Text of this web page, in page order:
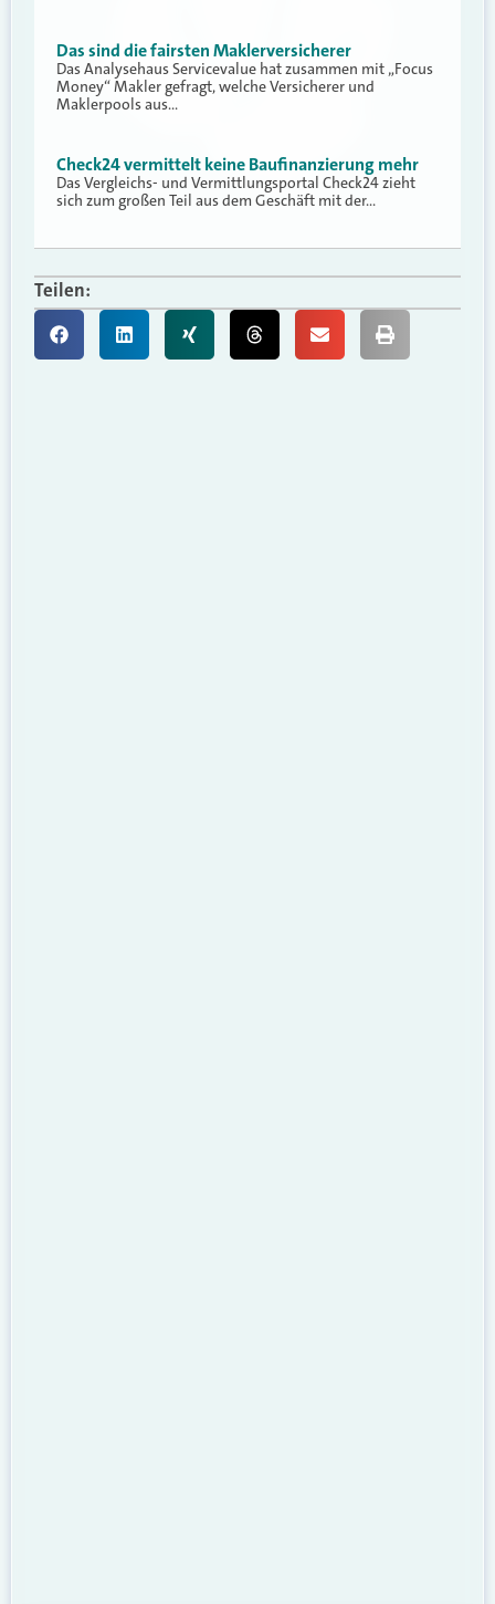
Das sind die fairsten Maklerversicherer
Das Analysehaus Servicevalue hat zusammen mit „Focus
Money“ Makler gefragt, welche Versicherer und
Maklerpools aus…
Check24 vermittelt keine Baufinanzierung mehr
Das Vergleichs- und Vermittlungsportal Check24 zieht
sich zum großen Teil aus dem Geschäft mit der…
Teilen: